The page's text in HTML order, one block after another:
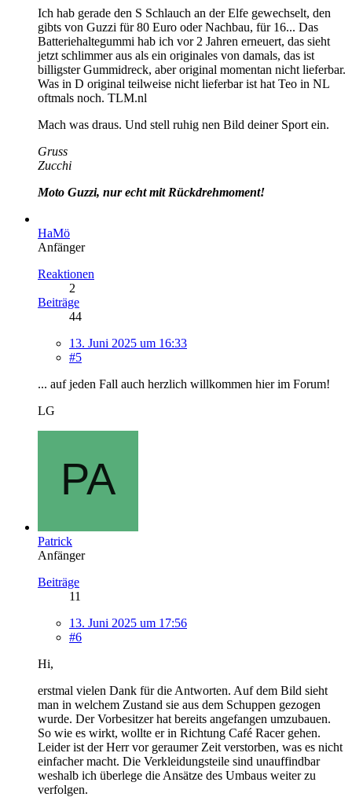
Ich hab gerade den S Schlauch an der Elfe gewechselt, den
gibts von Guzzi für 80 Euro oder Nachbau, für 16... Das
Batteriehaltegummi hab ich vor 2 Jahren erneuert, das sieht
jetzt schlimmer aus als ein originales von damals, das ist
billigster Gummidreck, aber original momentan nicht lieferbar.
Was in D original teilweise nicht lieferbar ist hat Teo in NL
oftmals noch. TLM.nl
Mach was draus. Und stell ruhig nen Bild deiner Sport ein.
Gruss
Zucchi
Moto Guzzi, nur echt mit Rückdrehmoment!
HaMö
Anfänger
Reaktionen
2
Beiträge
44
13. Juni 2025 um 16:33
#5
... auf jeden Fall auch herzlich willkommen hier im Forum!
LG
Patrick
Anfänger
Beiträge
11
13. Juni 2025 um 17:56
#6
Hi,
erstmal vielen Dank für die Antworten. Auf dem Bild sieht
man in welchem Zustand sie aus dem Schuppen gezogen
wurde. Der Vorbesitzer hat bereits angefangen umzubauen.
So wie es wirkt, wollte er in Richtung Café Racer gehen.
Leider ist der Herr vor geraumer Zeit verstorben, was es nicht
einfacher macht. Die Verkleidungsteile sind unauffindbar
weshalb ich überlege die Ansätze des Umbaus weiter zu
verfolgen.